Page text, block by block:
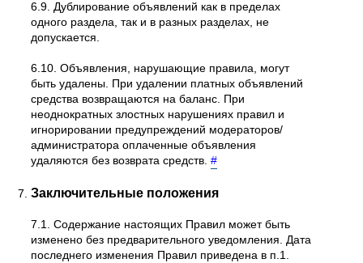
6.9. Дублирование объявлений как в пределах
одного раздела, так и в разных разделах, не
допускается.
6.10. Объявления, нарушающие правила, могут
быть удалены. При удалении платных объявлений
средства возвращаются на баланс. При
неоднократных злостных нарушениях правил и
игнорировании предупреждений модераторов/
администратора оплаченные объявления
удаляются без возврата средств.#
Заключительные положения
7.1. Содержание настоящих Правил может быть
изменено без предварительного уведомления. Дата
последнего изменения Правил приведена в п.1.